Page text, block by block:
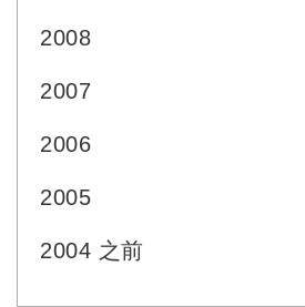
2008
2007
2006
2005
2004 之前